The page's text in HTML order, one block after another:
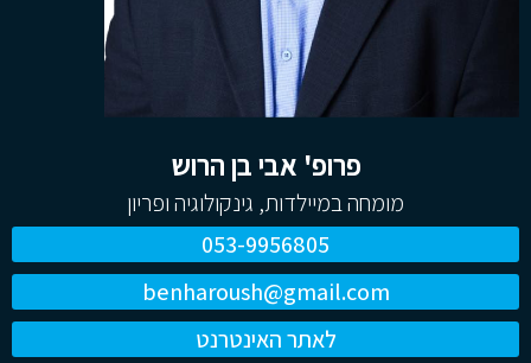
פרופ' אבי בן הרוש
מומחה במיילדות, גינקולוגיה ופריון
053-9956805
benharoush@gmail.com
לאתר האינטרנט